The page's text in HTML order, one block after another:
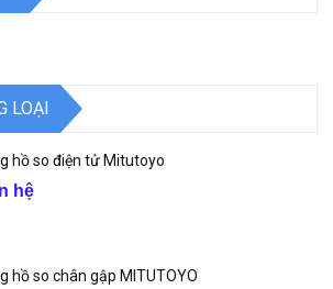
LOẠI
hồ so điện tử Mitutoyo
hệ
hồ so chân gập MITUTOYO